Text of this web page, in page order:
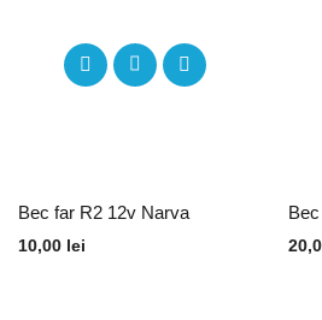
Bec far R2 12v Narva
10,00 lei